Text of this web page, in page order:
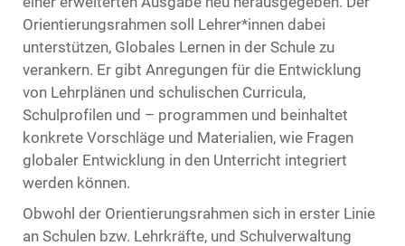
Orientierungsrahmen soll Lehrer*innen dabei
unterstützen, Globales Lernen in der Schule zu
verankern. Er gibt Anregungen für die Entwicklung
von Lehrplänen und schulischen Curricula,
Schulprofilen und – programmen und beinhaltet
konkrete Vorschläge und Materialien, wie Fragen
globaler Entwicklung in den Unterricht integriert
werden können.
Obwohl der Orientierungsrahmen sich in erster Linie
an Schulen bzw. Lehrkräfte, und Schulverwaltung